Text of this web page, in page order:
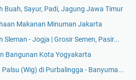
Buah, Sayur, Padi, Jagung Jawa Timur
Makanan Minuman Jakarta
Sleman - Jogja | Grosir Semen, Pasir...
Bangunan Kota Yogyakarta
(Wig) di Purbalingga - Banyuma...